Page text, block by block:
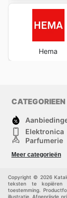
Hema
CATEGORIEEN
Elektronica
Parfumerie
Kinderen
Meer categorieën
Copyright © 2026
teksten te kopiëren
toestemming.
illustratie. Afgeprijsde